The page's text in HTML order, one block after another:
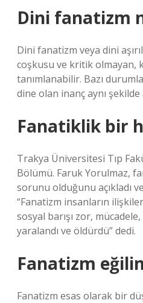
Dini fanatizm
Dini fanatizm veya dini
coşkusu ve kritik olmayan,
tanımlanabilir. Bazı
dine olan inanç aynı şekilde
Fanatiklik bir
Trakya Üniversitesi Tıp
Bölümü. Faruk Yorulmaz,
sorunu olduğunu açıkladı
“Fanatizm insanların
sosyal barışı zor,
yaralandı ve öldürdü” dedi.
Fanatizm
Fanatizm esas olarak bir